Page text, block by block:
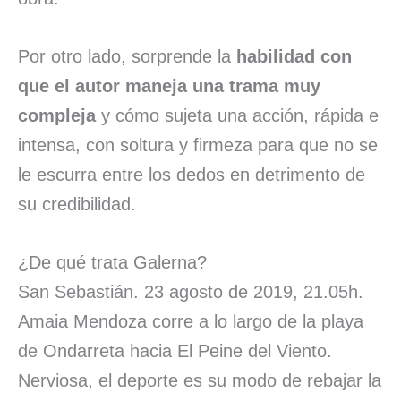
Por otro lado, sorprende la habilidad con
que el autor maneja una trama muy
complejay cómo sujeta una acción, rápida e
intensa, con soltura y firmeza para que no se
le escurra entre los dedos en detrimento de
su credibilidad.
¿De qué trata Galerna?
San Sebastián. 23 agosto de 2019, 21.05h.
Amaia Mendoza corre a lo largo de la playa
de Ondarreta hacia El Peine del Viento.
Nerviosa, el deporte es su modo de rebajar la